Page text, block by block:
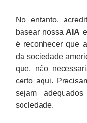
No entanto,
basear nossa AIA
é reconhecer que
da sociedade
que, não
certo aqui.
sejam
sociedade.